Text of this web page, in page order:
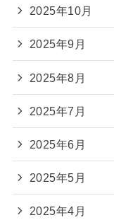
2025年10月
2025年9月
2025年8月
2025年7月
2025年6月
2025年5月
2025年4月